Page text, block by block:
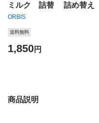
ミルク 詰替 詰め替え
ORBIS
送料無料
1,850円
商品説明